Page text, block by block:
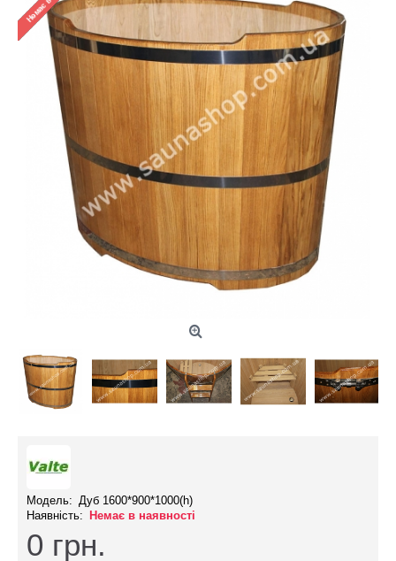
Модель: Дуб 1600*900*1000(h)
Наявність:
Немає в наявності
0 грн.